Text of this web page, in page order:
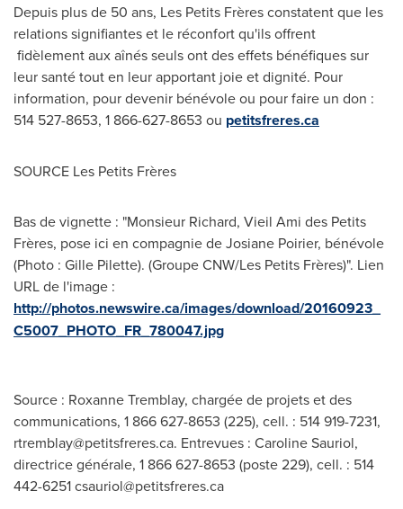
Depuis plus de 50 ans, Les Petits Frères constatent que les
relations signifiantes et le réconfort qu'ils offrent
fidèlement aux aînés seuls ont des effets bénéfiques sur
leur santé tout en leur apportant joie et dignité. Pour
information, pour devenir bénévole ou pour faire un don :
514 527-8653, 1 866-627-8653 ou petitsfreres.ca
SOURCE Les Petits Frères
Bas de vignette : "Monsieur Richard, Vieil Ami des Petits
Frères, pose ici en compagnie de Josiane Poirier, bénévole
(Photo : Gille Pilette). (Groupe CNW/Les Petits Frères)". Lien
URL de l'image :
http://photos.newswire.ca/images/download/20160923_
C5007_PHOTO_FR_780047.jpg
Source : Roxanne Tremblay, chargée de projets et des
communications, 1 866 627-8653 (225), cell. : 514 919-7231,
rtremblay@petitsfreres.ca. Entrevues : Caroline Sauriol,
directrice générale, 1 866 627-8653 (poste 229), cell. : 514
442-6251csauriol@petitsfreres.ca